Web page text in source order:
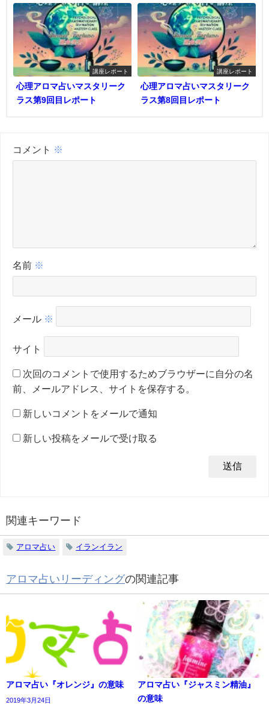
講座レポート
心理アロマ占いマスタリーク
ラス第9回目レポート
講座レポート
心理アロマ占いマスタリーク
ラス第8回目レポート
コメント ※
名前 ※
メール ※
サイト
次回のコメントで使用するためブラウザーに自分の名
前、メールアドレス、サイトを保存する。
新しいコメントをメールで通知
新しい投稿をメールで受け取る
関連キーワード
アロマ占い イランイラン
アロマ占いリーディングの関連記事
アロマ占い『オレンジ』の意味
2019年3月24日
アロマ占い『ジャスミン精油』
の意味